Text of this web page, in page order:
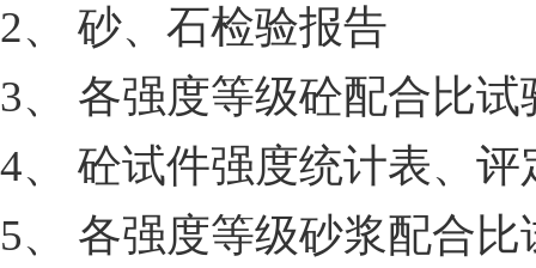
2、 砂、石检验报告
3、 各强度等级砼配合比试
4、 砼试件强度统计表、
5、 各强度等级砂浆配合比